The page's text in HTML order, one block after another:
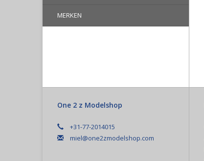
MERKEN
One 2 z Modelshop
+31-77-2014015
miel@one2zmodelshop.com